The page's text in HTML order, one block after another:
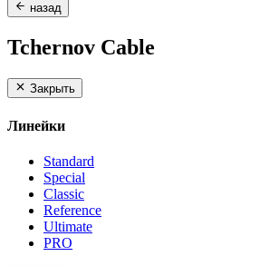
назад
Tchernov Cable
Закрыть
Линейки
Standard
Special
Classic
Reference
Ultimate
PRO